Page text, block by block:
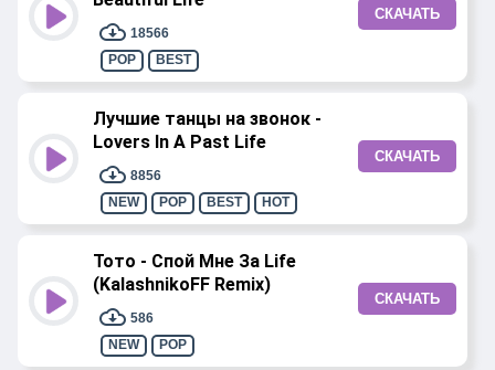
18566
POP
BEST
СКАЧАТЬ
Лучшие танцы на звонок -
Lovers In A Past Life
8856
NEW
POP BEST HOT
СКАЧАТЬ
Тото - Спой Мне За Life
(KalashnikoFF Remix)
586
NEW
POP
СКАЧАТЬ